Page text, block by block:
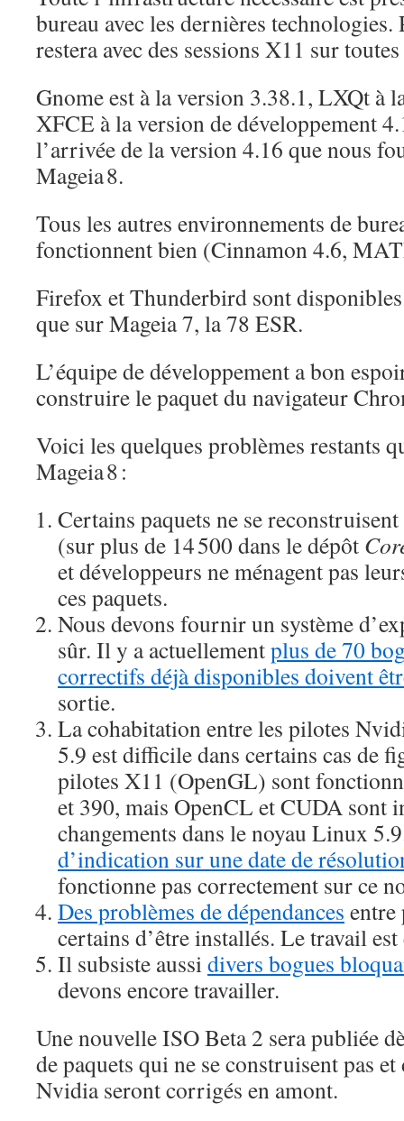
bureau avec les dernières technologies.
restera avec des sessions X11 sur
Gnome est à la version 3.38.1, LXQt à
XFCE à la version de développement
l’arrivée de la version 4.16 que nous
Mageia 8.
Tous les autres environnements de
fonctionnent bien (Cinnamon 4.6,
Firefox et Thunderbird sont
que sur Mageia 7, la 78 ESR.
L’équipe de développement a bon
construire le paquet du navigateur
Voici les quelques problèmes restants
Mageia 8 :
Certains paquets ne se
(sur plus de 14 500 dans le dépôt
et développeurs ne ménagent pas
ces paquets.
Nous devons fournir un système
sûr. Il y a actuellementplus de 70
correctifs déjà disponibles doivent
sortie.
La cohabitation entre les pilotes
5.9 est difficile dans certains cas de
pilotes X11 (OpenGL) sont
et 390, mais OpenCL et CUDA sont
changements dans le noyau Linux
d’indication sur une date de
fonctionne pas correctement sur ce
Des problèmes de dépendances entre
certains d’être installés. Le travail
Il subsiste aussidivers bogues
devons encore travailler.
Une nouvelle ISO Beta 2 sera publiée
de paquets qui ne se construisent pas
Nvidia seront corrigés en amont.